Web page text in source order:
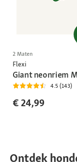
2 Maten
Flexi
Giant neonriem
4.5 (143)
€ 24,99
Ontdek